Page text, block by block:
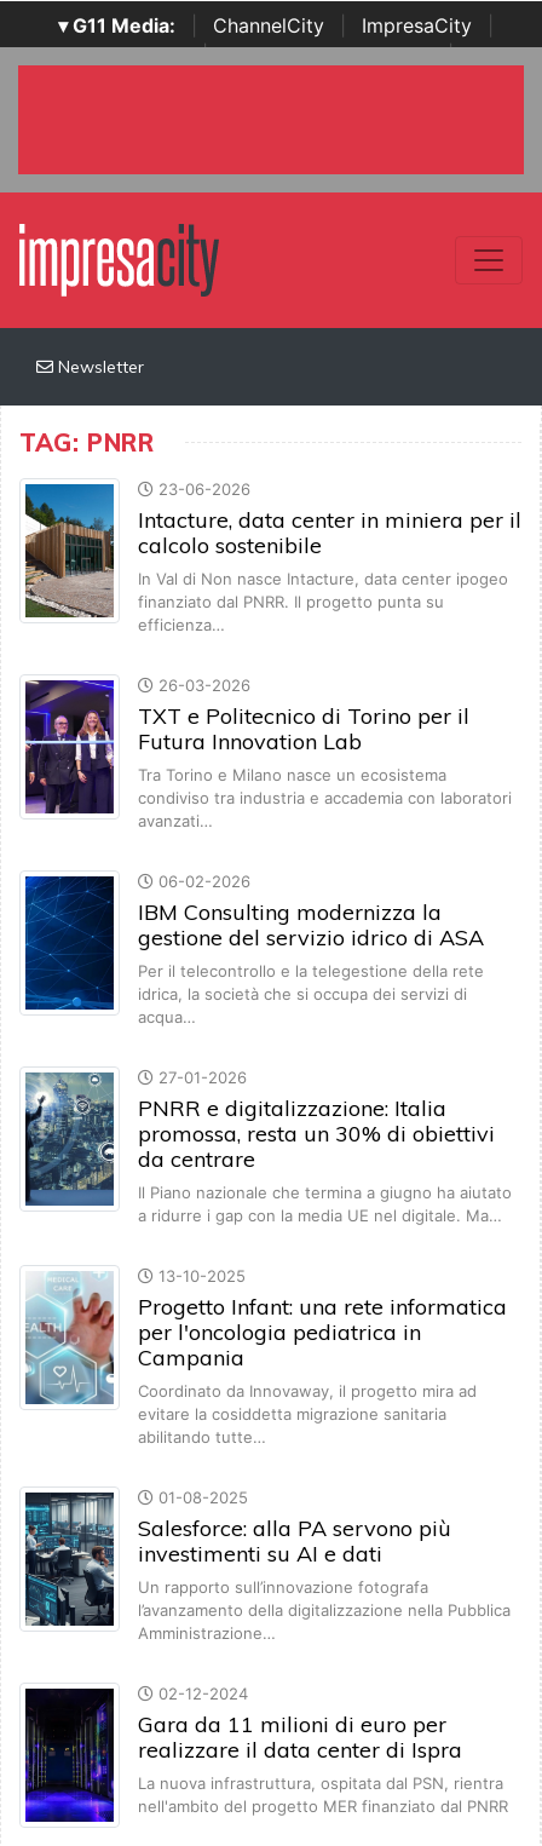
▾ G11 Media: ChannelCity ImpresaCity
SecurityOpenLab | Italian Channel Awards | Italian
Newsletter
TAG: PNRR
23-06-2026
Intacture, data center in miniera per il
calcolo sostenibile
In Val di Non nasce Intacture, data center ipogeo
finanziato dal PNRR. Il progetto punta su
efficienza…
26-03-2026
TXT e Politecnico di Torino per il
Futura Innovation Lab
Tra Torino e Milano nasce un ecosistema
condiviso tra industria e accademia con laboratori
avanzati…
06-02-2026
IBM Consulting modernizza la
gestione del servizio idrico di ASA
Per il telecontrollo e la telegestione della rete
idrica, la società che si occupa dei servizi di
acqua…
27-01-2026
PNRR e digitalizzazione: Italia
promossa, resta un 30% di obiettivi
da centrare
Il Piano nazionale che termina a giugno ha aiutato
a ridurre i gap con la media UE nel digitale. Ma…
13-10-2025
Progetto Infant: una rete informatica
per l'oncologia pediatrica in
Campania
Coordinato da Innovaway, il progetto mira ad
evitare la cosiddetta migrazione sanitaria
abilitando tutte…
01-08-2025
Salesforce: alla PA servono più
investimenti su AI e dati
Un rapporto sull’innovazione fotografa
l’avanzamento della digitalizzazione nella Pubblica
Amministrazione…
02-12-2024
Gara da 11 milioni di euro per
realizzare il data center di Ispra
La nuova infrastruttura, ospitata dal PSN, rientra
nell'ambito del progetto MER finanziato dal PNRR